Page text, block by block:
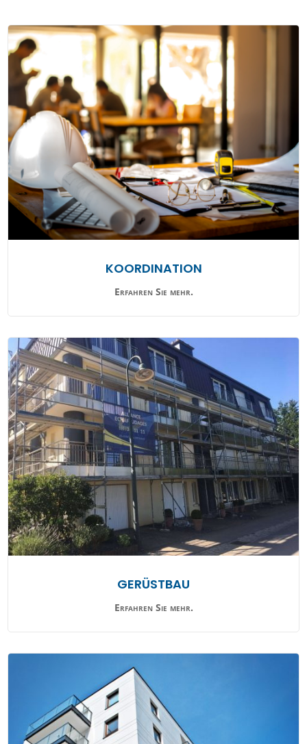
KOORDINATION
Erfahren Sie mehr.
GERÜSTBAU
Erfahren Sie mehr.